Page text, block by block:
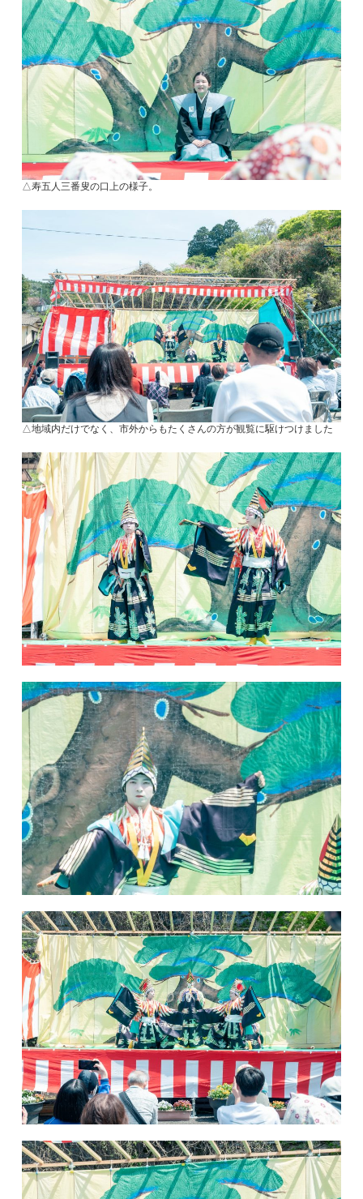
△寿五人三番叟の口上の様子。
△地域内だけでなく、市外からもたくさんの方が観覧に駆けつけました